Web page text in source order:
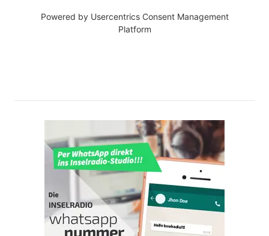
Powered by Usercentrics Consent Management
Platform